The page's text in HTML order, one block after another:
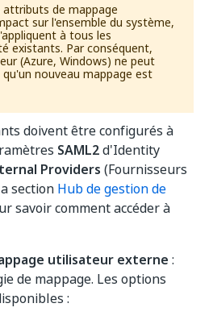
de mappage
sur l'ensemble du système,
à tous les
existants. Par conséquent,
(Azure, Windows) ne peut
nouveau mappage est
doivent être configurés à
SAML2d'Identity
Providers (Fournisseurs
section Hub de gestion de
savoir comment accéder à
utilisateur externe :
de mappage. Les options
: